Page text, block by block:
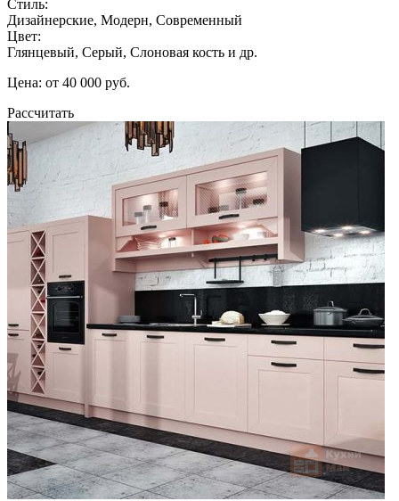
Стиль:
Дизайнерские, Модерн, Современный
Цвет:
Глянцевый, Серый, Слоновая кость и др.
Цена: от 40 000 руб.
Рассчитать